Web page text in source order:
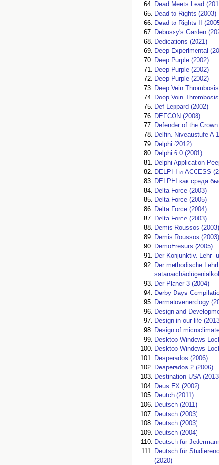
Dead Meets Lead
Dead to Rights (2003)
Dead to Rights II
Debussy's Garden
Dedications (2021)
Deep Experimental
Deep Purple (2002)
Deep Purple (2002)
Deep Purple (2002)
Deep Vein
Deep Vein
Def Leppard (2002)
DEFCON (2008)
Defender of the
Delfin. Niveaustufe A
Delphi (2012)
Delphi 6.0 (2001)
Delphi Application
DELPHI и ACCESS
DELPHI как среда
Delta Force (2003)
Delta Force (2005)
Delta Force (2004)
Delta Force (2003)
Demis Roussos (2003)
Demis Roussos (2003)
DemoEresurs (2005)
Der Konjunktiv. Lehr-
Der methodische
Der Planer 3 (2004)
Derby Days
Dermatovenerology
Design and
Design in our life
Design of
Desktop Windows
Desktop Windows
Desperados (2006)
Desperados 2 (2006)
Destination USA
Deus EX (2002)
Deutch (2011)
Deutsch (2011)
Deutsch (2003)
Deutsch (2003)
Deutsch (2004)
Deutsch für
Deutsch für
(2020)